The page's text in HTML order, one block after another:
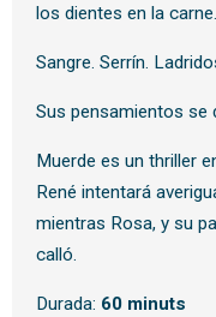
los dientes en la carne.
Sangre. Serrín.
Sus pensamientos se
Muerde es un thriller
René intentará
mientras Rosa, y su
calló.
Durada: 60 minuts